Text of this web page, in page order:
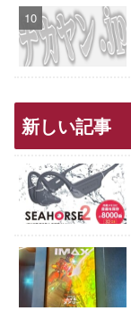
新しい記事